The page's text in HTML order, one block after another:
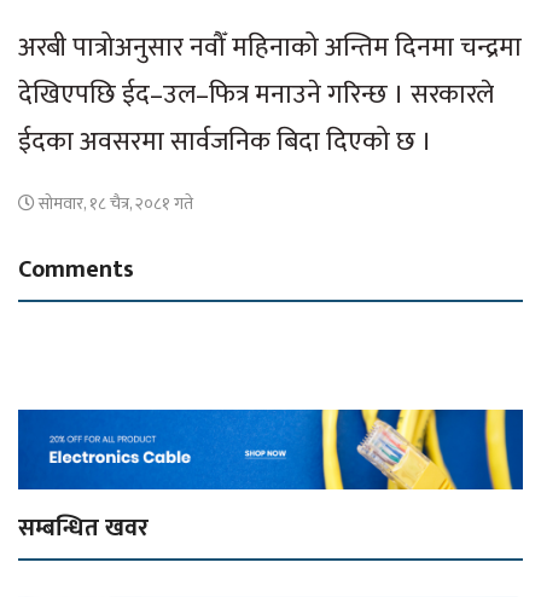
अरबी पात्रोअनुसार नवौँ महिनाको अन्तिम दिनमा चन्द्रमा
देखिएपछि ईद–उल–फित्र मनाउने गरिन्छ । सरकारले
ईदका अवसरमा सार्वजनिक बिदा दिएको छ ।
सोमवार, १८ चैत्र, २०८१ गते
Comments
सम्बन्धित खवर